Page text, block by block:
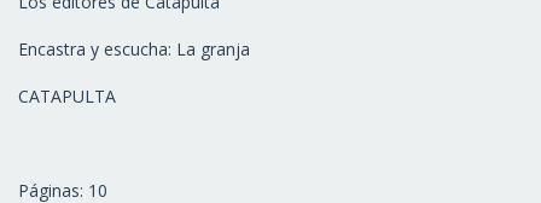
Encastra y escucha: La granja
CATAPULTA
Páginas: 10